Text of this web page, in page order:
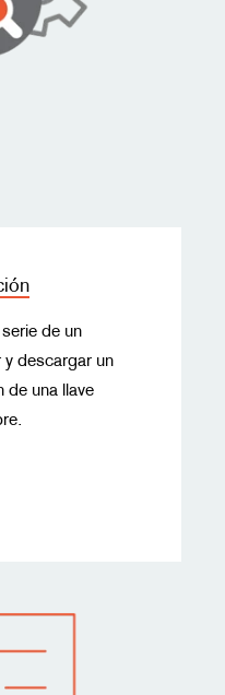
de un
descargar un
de una llave